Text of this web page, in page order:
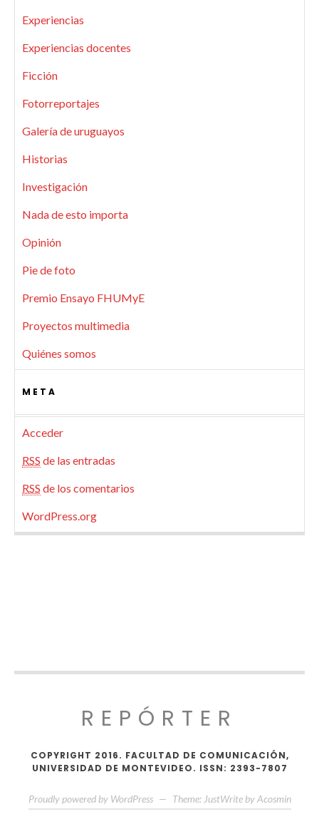
Experiencias
Experiencias docentes
Ficción
Fotorreportajes
Galería de uruguayos
Historias
Investigación
Nada de esto importa
Opinión
Pie de foto
Premio Ensayo FHUMyE
Proyectos multimedia
Quiénes somos
META
Acceder
RSS de las entradas
RSS de los comentarios
WordPress.org
REPÓRTER
COPYRIGHT 2016. FACULTAD DE COMUNICACIÓN,
UNIVERSIDAD DE MONTEVIDEO. ISSN: 2393-7807
Proudly powered by WordPress — Theme: JustWrite by Acosmin